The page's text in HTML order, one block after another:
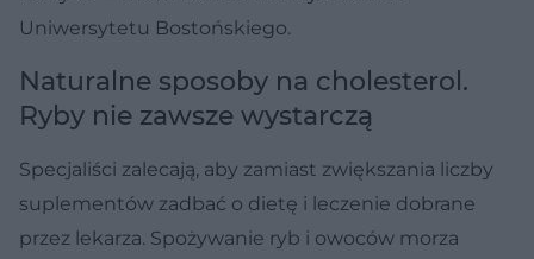
Uniwersytetu Bostońskiego.
Naturalne sposoby na cholesterol.
Ryby nie zawsze wystarczą
Specjaliści zalecają, aby zamiast zwiększania liczby
suplementów zadbać o dietę i leczenie dobrane
przez lekarza. Spożywanie ryb i owoców morza